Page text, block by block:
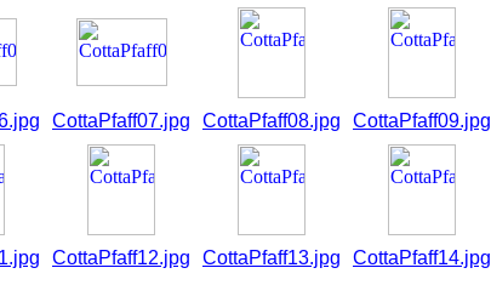
CottaPfaff07.jpg CottaPfaff08.jpg CottaPfaff09.jpg
CottaPfaff12.jpg CottaPfaff13.jpg CottaPfaff14.jpg